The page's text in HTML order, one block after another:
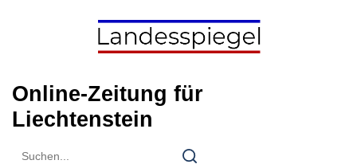
Online-Zeitung für
Liechtenstein
Search
Search